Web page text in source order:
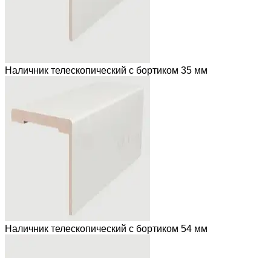
Наличник телескопический с бортиком 35 мм
Наличник телескопический с бортиком 54 мм